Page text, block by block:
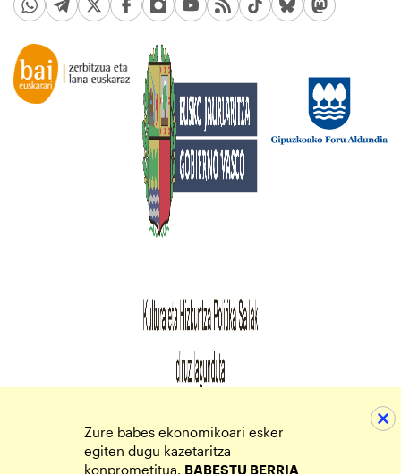
Zure babes ekonomikoari esker
egiten dugu kazetaritza
konprometitua. BABESTU BERRIA